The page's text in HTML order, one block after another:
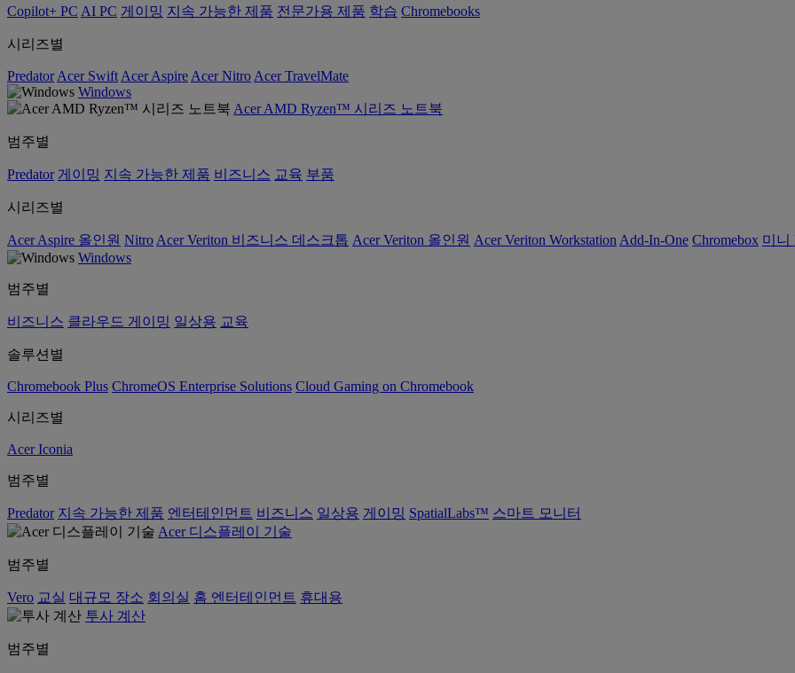
Copilot+ PC AI PC 게이밍 지속 가능한 제품 전문가용 제품 학습 Chromebooks
시리즈별
Predator Acer Swift Acer Aspire Acer Nitro Acer TravelMate
Windows
Acer AMD Ryzen™ 시리즈 노트북
범주별
Predator 게이밍 지속 가능한 제품 비즈니스 교육 부품
시리즈별
Acer Aspire 올인원 Nitro Acer Veriton 비즈니스 데스크톱 Acer Veriton 올인원 Acer Veriton Workstation Add-In-One Chromebox 미니
Windows
범주별
비즈니스 클라우드 게이밍 일상용 교육
솔루션별
Chromebook Plus ChromeOS Enterprise Solutions Cloud Gaming on Chromebook
시리즈별
Acer Iconia
범주별
Predator 지속 가능한 제품 엔터테인먼트 비즈니스 일상용 게이밍 SpatialLabs™ 스마트 모니터
Acer 디스플레이 기술
범주별
Vero 교실 대규모 장소 회의실 홈 엔터테인먼트 휴대용
투사 계산
범주별